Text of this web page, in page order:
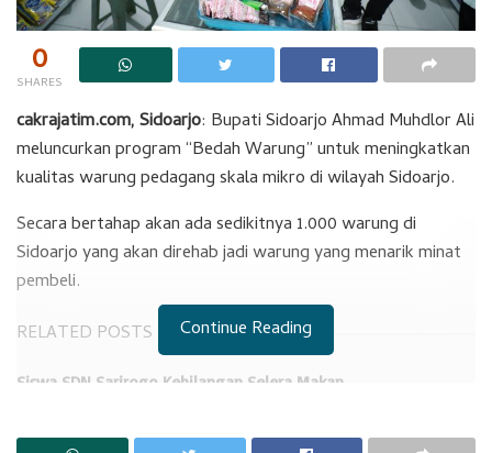
0
SHARES
cakrajatim.com, Sidoarjo: Bupati Sidoarjo Ahmad Muhdlor Ali
meluncurkan program “Bedah Warung” untuk meningkatkan
kualitas warung pedagang skala mikro di wilayah Sidoarjo.
Secara bertahap akan ada sedikitnya 1.000 warung di
Sidoarjo yang akan direhab jadi warung yang menarik minat
pembeli.
RELATED POSTS
Siswa SDN Sarirogo Kehilangan Selera Makan
Continue Reading